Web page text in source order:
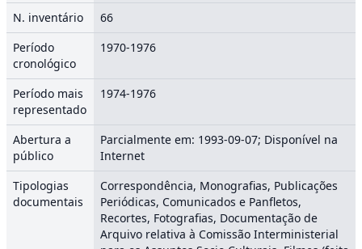
N. inventário
66
Período
cronológico
1970-1976
Período mais
representado
1974-1976
Abertura a
público
Parcialmente em: 1993-09-07; Disponível na
Internet
Tipologias
documentais
Correspondência, Monografias, Publicações
Periódicas, Comunicados e Panfletos,
Recortes, Fotografias, Documentação de
Arquivo relativa à Comissão Interministerial